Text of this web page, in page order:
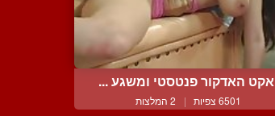
אקט האדקור פנטסטי ומשגע ...
6501 צפיות | 2 המלצות